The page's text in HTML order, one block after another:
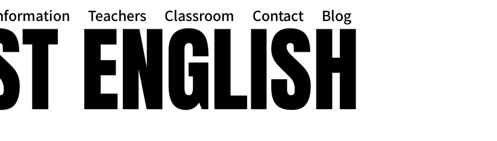
ENGLISH
ENGLISH
Teachers Classroom Contact Blog